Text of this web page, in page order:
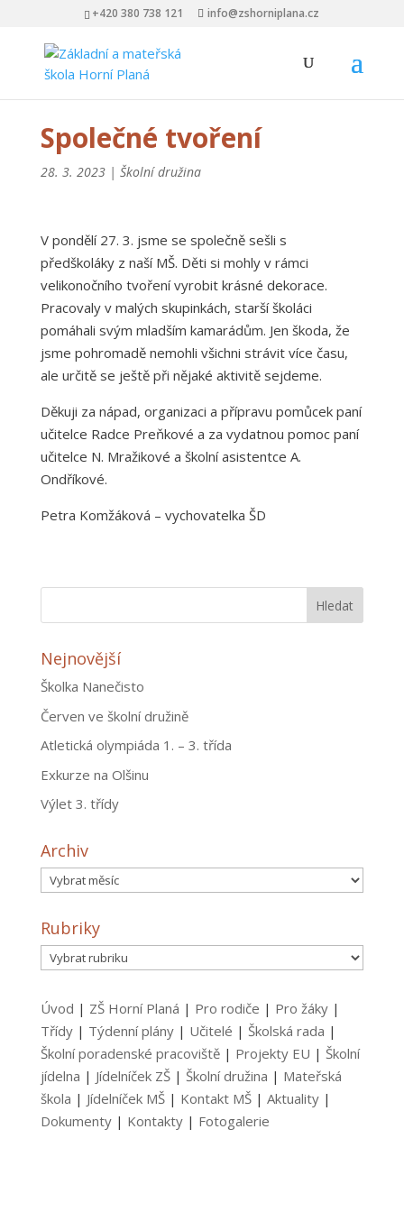
+420 380 738 121 info@zshorniplana.cz
Společné tvoření
28. 3. 2023| Školní družina
V pondělí 27. 3. jsme se společně sešli s
předškoláky z naší MŠ. Děti si mohly v rámci
velikonočního tvoření vyrobit krásné dekorace.
Pracovaly v malých skupinkách, starší školáci
pomáhali svým mladším kamarádům. Jen škoda, že
jsme pohromadě nemohli všichni strávit více času,
ale určitě se ještě při nějaké aktivitě sejdeme.
Děkuji za nápad, organizaci a přípravu pomůcek paní
učitelce Radce Preňkové a za vydatnou pomoc paní
učitelce N. Mražikové a školní asistentce A.
Ondříkové.
Petra Komžáková – vychovatelka ŠD
Nejnovější
Školka Nanečisto
Červen ve školní družině
Atletická olympiáda 1. – 3. třída
Exkurze na Olšinu
Výlet 3. třídy
Archiv
Archiv
Rubriky
Rubriky
Úvod | ZŠ Horní Planá | Pro rodiče | Pro žáky|
Třídy| Týdenní plány| Učitelé | Školská rada |
Školní poradenské pracoviště| Projekty EU | Školní
jídelna | Jídelníček ZŠ| Školní družina | Mateřská
škola | Jídelníček MŠ| Kontakt MŠ| Aktuality|
Dokumenty| Kontakty| Fotogalerie